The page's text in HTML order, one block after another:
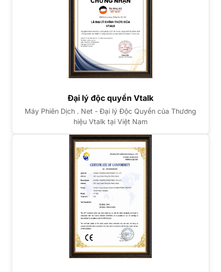
Đại lý độc quyền Vtalk
Máy Phiên Dịch . Net - Đại lý Độc Quyền của Thương
hiệu Vtalk tại Việt Nam